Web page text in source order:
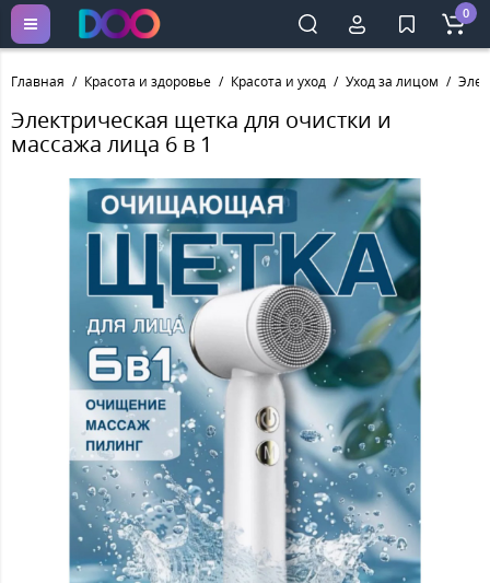
0
Главная Красота и здоровье Красота и уход Уход за лицом
Электрическая щетка для очистки и
массажа лица 6 в 1